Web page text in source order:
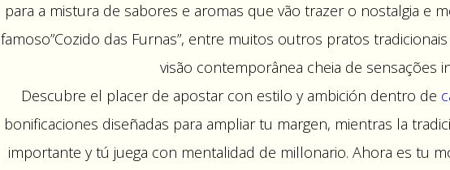
para a mistura de sabores e aromas que vão trazer o nostalgia e
famoso”Cozido das Furnas”, entre muitos outros pratos
visão contemporânea cheia de sensações
Descubre el placer de apostar con estilo y ambición dentro de
bonificaciones diseñadas para ampliar tu margen, mientras la
importante y tú juega con mentalidad de millonario. Ahora es tu